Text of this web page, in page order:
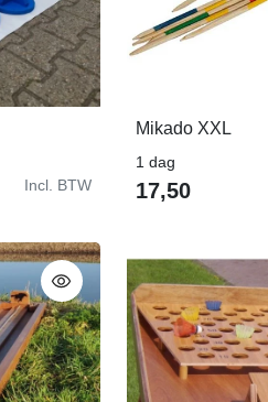
Incl. BTW
Mikado XXL
1 dag
17,50